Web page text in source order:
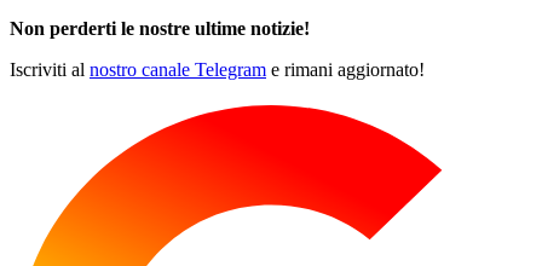
Non perderti le nostre ultime notizie!
Iscriviti al nostro canale Telegram e rimani aggiornato!